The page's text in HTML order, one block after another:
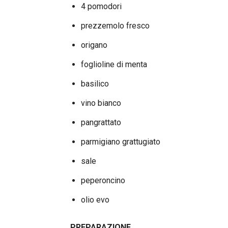
4 pomodori
prezzemolo fresco
origano
foglioline di menta
basilico
vino bianco
pangrattato
parmigiano grattugiato
sale
peperoncino
olio evo